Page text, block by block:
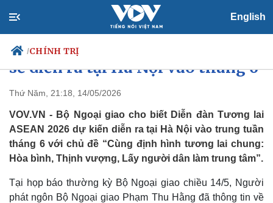
English
/CHÍNH TRỊ
Chính trị
Đảng
Tổ chức nhân sự
Quốc hội
Xã hội
Tin 24h
Dự báo thời tiết
Giáo dục
Việc làm
Biển đảo
Diễn đàn Tương lai ASEAN 2026
sẽ diễn ra tại Hà Nội vào tháng 6
Thứ Năm, 21:18, 14/05/2026
VOV.VN - Bộ Ngoại giao cho biết Diễn đàn Tương lai
ASEAN 2026 dự kiến diễn ra tại Hà Nội vào trung tuần
tháng 6 với chủ đề “Cùng định hình tương lai chung:
Hòa bình, Thịnh vượng, Lấy người dân làm trung tâm”.
Tại họp báo thường kỳ Bộ Ngoại giao chiều 14/5, Người
phát ngôn Bộ Ngoại giao Phạm Thu Hằng đã thông tin về